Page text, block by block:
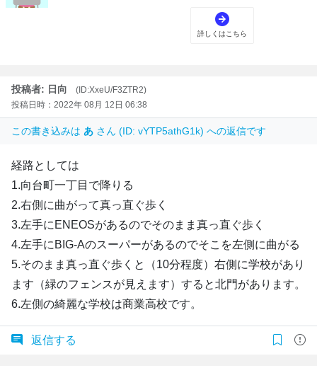
投稿者: 日向
(ID:XxeU/F3ZTR2)
投稿日時：2022年 08月 12日 06:38
この書き込みは あ さん (ID: vYTP5athG1k) への返信です
経路としては
1.向台町一丁目で降りる
2.右側に曲がって真っ直ぐ歩く
3.左手にENEOSがあるのでそのまま真っ直ぐ歩く
4.左手にBIG-Aのスーパーがあるのでそこを左側に曲がる
5.そのまま真っ直ぐ歩くと（10分程度）右側に学校があり
ます（緑のフェンスが見えます）すると北門があります。
6.左側の綺麗な学校は商業高校です。
返信する